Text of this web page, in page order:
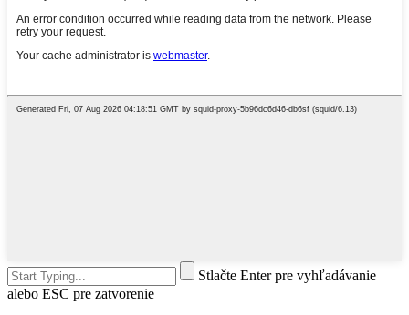
Stlačte Enter pre vyhľadávanie
alebo ESC pre zatvorenie